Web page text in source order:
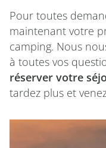
Pour toutes
maintenant votre
camping. Nous
à toutes vos
réserver votre
tardez plus et